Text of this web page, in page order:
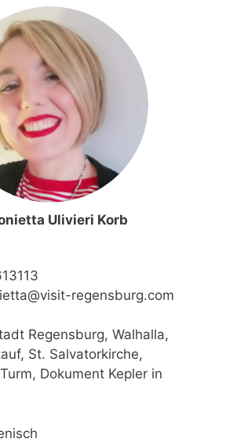
Ulivieri Korb
regensburg.com
Regensburg, Walhalla,
St. Salvatorkirche,
Dokument Kepler in